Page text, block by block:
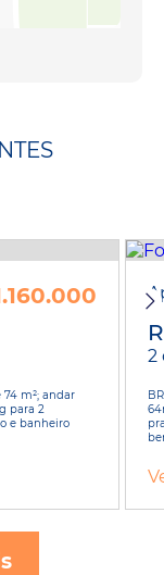
m²; andar
para 2
e banheiro
2